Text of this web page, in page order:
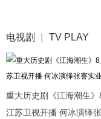
电视剧 TV PLAY
重大历史剧《江海潮生》
江苏卫视开播 何冰演绎